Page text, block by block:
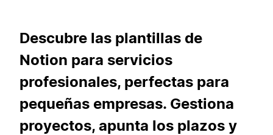
Descubre las plantillas de
Notion para servicios
profesionales, perfectas para
pequeñas empresas. Gestiona
proyectos, apunta los plazos y